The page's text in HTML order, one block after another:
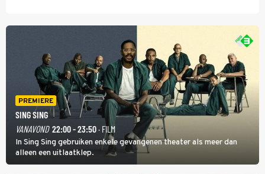
PREMIERE
SING SING
VANAVOND 22:00 - 23:50· FILM
In Sing Sing gebruiken enkele gevangenen theater als meer dan
alleen een uitlaatklep.